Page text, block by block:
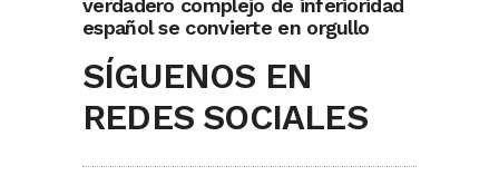
verdadero complejo de inferioridad
español se convierte en orgullo
SÍGUENOS EN
REDES SOCIALES